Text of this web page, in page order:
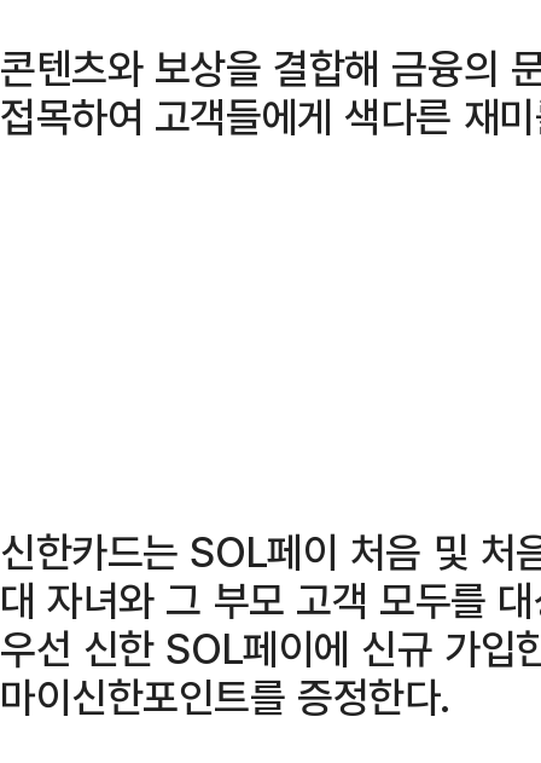
콘텐츠와 보상을 결합해 금융의
접목하여 고객들에게 색다른 재
신한카드는 SOL페이 처음 및 처
대 자녀와 그 부모 고객 모두를
우선 신한 SOL페이에 신규 가
마이신한포인트를 증정한다.